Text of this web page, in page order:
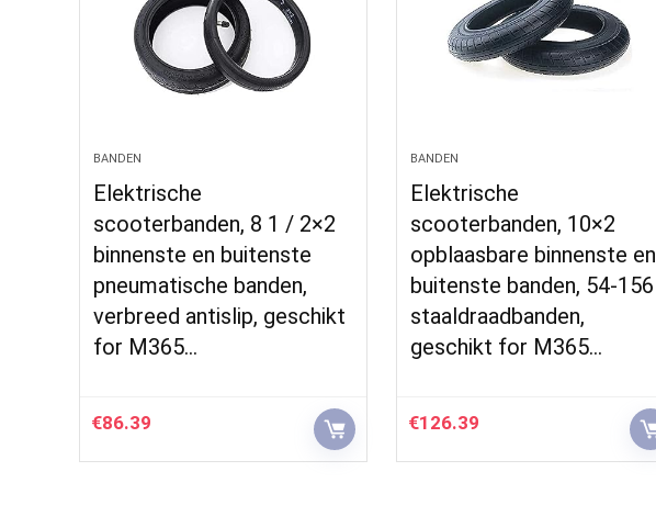
BANDEN
Elektrische
scooterbanden, 8 1 / 2×2
binnenste en buitenste
pneumatische banden,
verbreed antislip, geschikt
for M365…
€86.39
BANDEN
Elektrische
scooterbanden, 10×2
opblaasbare binnenste en
buitenste banden, 54-156
staaldraadbanden,
geschikt for M365…
€126.39